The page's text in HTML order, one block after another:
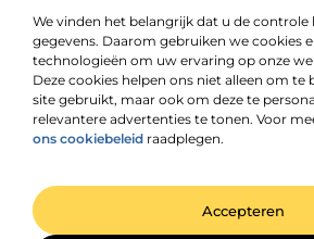
We vinden het belangrijk dat u de controle
gegevens. Daarom gebruiken we cookies
technologieën om uw ervaring op onze
Deze cookies helpen ons niet alleen om te
site gebruikt, maar ook om deze te
relevantere advertenties te tonen. Voor
ons cookiebeleid raadplegen.
Accepteren
Jouw dagelijkse bron van
dagelijks verder helpen.
@2025 All Right Reserved. Design by